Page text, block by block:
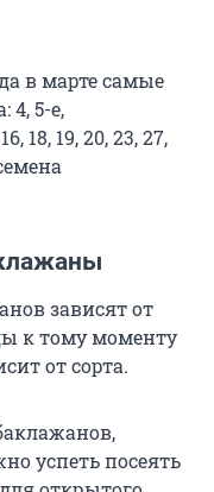
в марте самые
4, 5-е,
18, 19, 20, 23, 27,
зависят от
к тому моменту
от сорта.
успеть посеять